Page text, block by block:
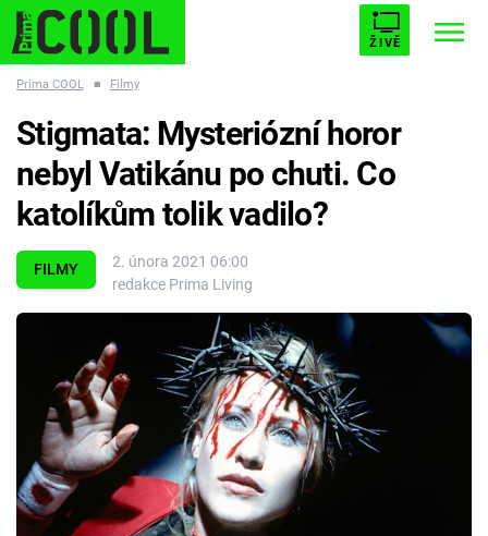
ŽIVĚ
ESCAPE PLNEJ KOTEL AVENGERS 5
Témata
Seriály
Hry
Cool Esport
Prima COOL ■ Filmy
FILMY
2. února 2021 06:00
redakce Prima Living
Stigmata: Mysteriózní horor
nebyl Vatikánu po chuti. Co
katolíkům tolik vadilo?